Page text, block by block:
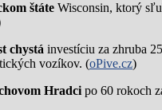
štáte Wisconsin, ktorý
chystá investíciu za zhruba
vozíkov. (oPive.cz)
Hradci po 60 rokoch